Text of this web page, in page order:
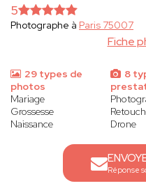
Fiche
5
Photographe à Paris 75007
29 types de
photos
Mariage
Grossesse
Naissance
8
Drone
Réponse